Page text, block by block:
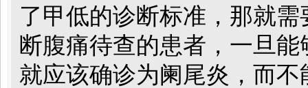
了甲低的诊断标准，那就
断腹痛待查的患者，一旦
就应该确诊为阑尾炎，而